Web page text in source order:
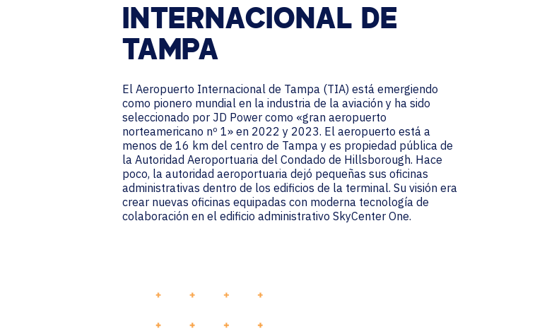
INTERNACIONAL DE
TAMPA
El Aeropuerto Internacional de Tampa (TIA) está emergiendo
como pionero mundial en la industria de la aviación y ha sido
seleccionado por JD Power como «gran aeropuerto
norteamericano nº 1» en 2022 y 2023. El aeropuerto está a
menos de 16 km del centro de Tampa y es propiedad pública de
la Autoridad Aeroportuaria del Condado de Hillsborough. Hace
poco, la autoridad aeroportuaria dejó pequeñas sus oficinas
administrativas dentro de los edificios de la terminal. Su visión era
crear nuevas oficinas equipadas con moderna tecnología de
colaboración en el edificio administrativo SkyCenter One.